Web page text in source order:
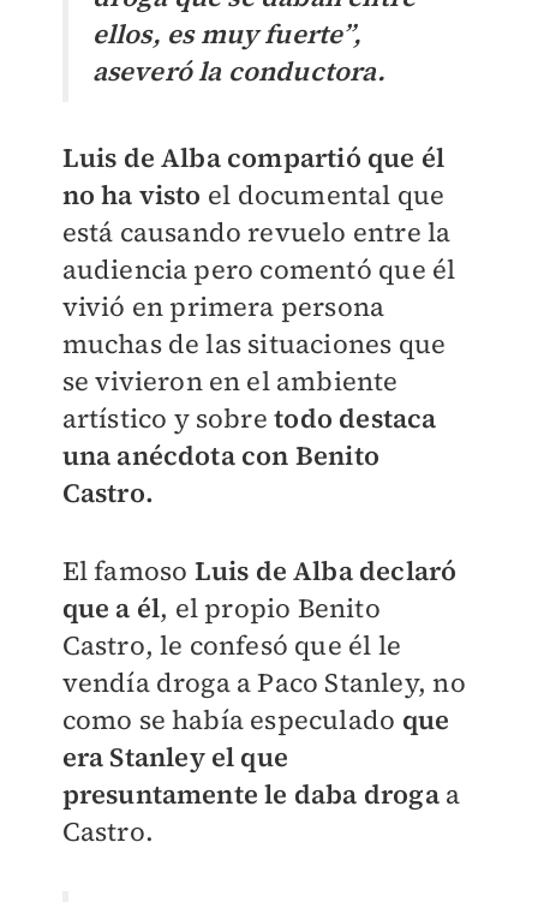
ellos, es muy fuerte”,
aseveró la conductora.
Luis de Alba compartió que él
no ha visto el documental que
está causando revuelo entre la
audiencia pero comentó que él
vivió en primera persona
muchas de las situaciones que
se vivieron en el ambiente
artístico y sobretodo destaca
una anécdota con Benito
Castro.
El famoso Luis de Alba declaró
que a él, el propio Benito
Castro, le confesó que él le
vendía droga a Paco Stanley, no
como se había especulado que
era Stanley el que
presuntamente le daba droga a
Castro.